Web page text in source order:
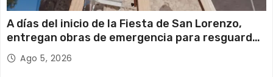
A días del inicio de la Fiesta de San Lorenzo,
entregan obras de emergencia para resguardar
su histórico campanario
Ago 5, 2026